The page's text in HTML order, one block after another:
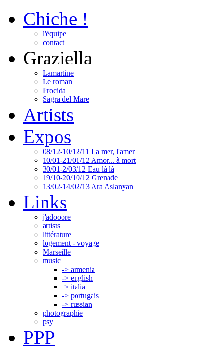
Chiche !
l'équipe
contact
Graziella
Lamartine
Le roman
Procida
Sagra del Mare
Artists
Expos
08/12-10/12/11 La mer, l'amer
10/01-21/01/12 Amor... à mort
30/01-2/03/12 Eau là là
19/10-20/10/12 Grenade
13/02-14/02/13 Ara Aslanyan
Links
j'adooore
artists
littérature
logement - voyage
Marseille
music
-> armenia
-> english
-> italia
-> portugais
-> russian
photographie
psy
PPP